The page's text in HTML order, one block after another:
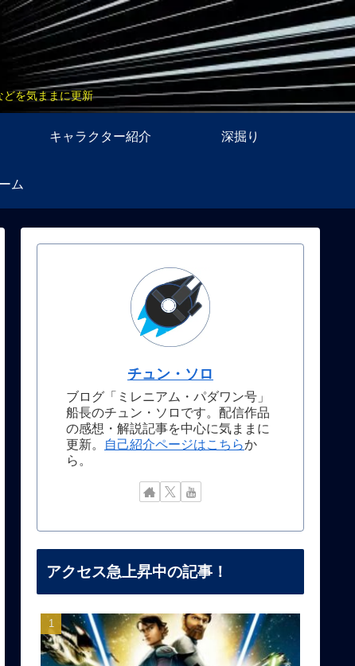
どを気ままに更新
キャラクター紹介 深掘り
ム
チュン・ソロ
ブログ「ミレニアム・パダワン号」
船長のチュン・ソロです。配信作品
の感想・解説記事を中心に気ままに
更新。
自己紹介ページはこちらか
ら。
アクセス急上昇中の記事！